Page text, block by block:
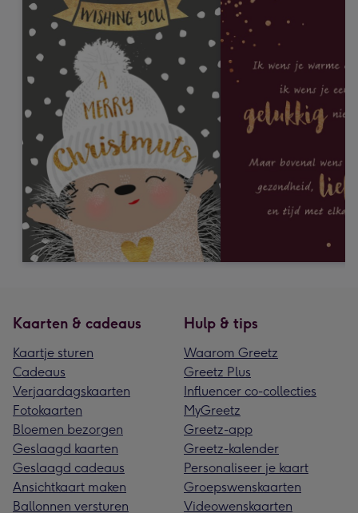
Kaarten & cadeaus
Kaartje sturen
Cadeaus
Verjaardagskaarten
Fotokaarten
Bloemen bezorgen
Geslaagd kaarten
Geslaagd cadeaus
Ansichtkaart maken
Ballonnen versturen
Hulp & tips
Waarom Greetz
Greetz Plus
Influencer co-collecties
MyGreetz
Greetz-app
Greetz-kalender
Personaliseer je kaart
Groepswenskaarten
Videowenskaarten